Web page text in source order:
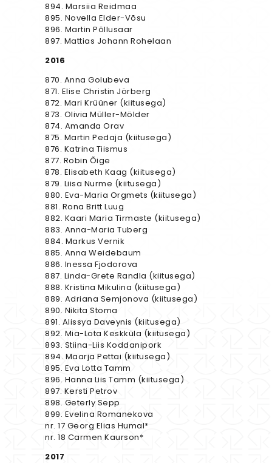
894. Marsiia Reidmaa
895. Novella Elder-Võsu
896. Martin Põllusaar
897. Mattias Johann Rohelaan
2016
870. Anna Golubeva
871. Elise Christin Jörberg
872. Mari Krüüner (kiitusega)
873. Olivia Müller-Mölder
874. Amanda Orav
875. Martin Pedaja (kiitusega)
876. Katrina Tiismus
877. Robin Õige
878. Elisabeth Kaag (kiitusega)
879. Liisa Nurme (kiitusega)
880. Eva-Maria Orgmets (kiitusega)
881. Rona Britt Luug
882. Kaari Maria Tirmaste (kiitusega)
883. Anna-Maria Tuberg
884. Markus Vernik
885. Anna Weidebaum
886. Inessa Fjodorova
887. Linda-Grete Randla (kiitusega)
888. Kristina Mikulina (kiitusega)
889. Adriana Semjonova (kiitusega)
890. Nikita Stoma
891. Alissya Daveynis (kiitusega)
892. Mia-Lota Keskküla (kiitusega)
893. Stiina-Liis Koddanipork
894. Maarja Pettai (kiitusega)
895. Eva Lotta Tamm
896. Hanna Liis Tamm (kiitusega)
897. Kersti Petrov
898. Geterly Sepp
899. Evelina Romanekova
nr. 17 Georg Elias Humal*
nr. 18 Carmen Kaurson*
2017